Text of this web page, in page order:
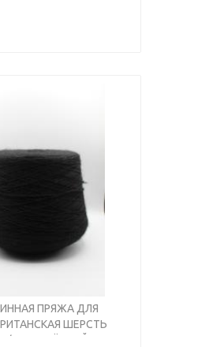
ПРЯЖА ДЛЯ
ШЕРСТЬ
100ГР, ЧЁРНЫЙ,